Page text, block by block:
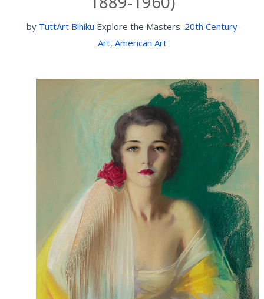
Sir Anthony van Dyck studied under Peter Paul
and was one of his most accomplished
painter.
Using his own compositional techniques, van
Dyck was soon ranked alongside Titianin terms
of style and the relaxed elegance of his portraits
helped shape English portraiture for almost two
Read more..
Rolf Armstrong (American,
1889-1960)
TuttArt Bihiku Explore the Masters:20th Century